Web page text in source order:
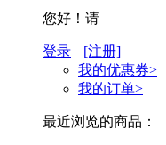
您好！请
登录
[注册]
我的优惠券>
我的订单>
最近浏览的商品：